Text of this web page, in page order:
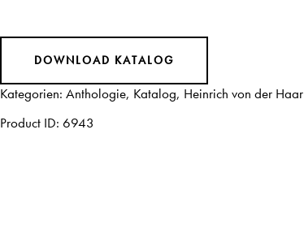
DOWNLOAD KATALOG
Kategorien:Anthologie, Katalog, Heinrich von der Haar
Product ID: 6943